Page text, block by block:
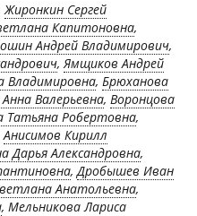
Жиронкин Сергей
Капитоновна,
Андрей Владимирович,
,Ямщиков Андрей
Владимировна, Брюханова
Валерьевна, Воронцова
Татьяна Робертовна,
Анисимов Кирилл
Дарья Александровна,
,Дробышев Иван
Анатольевна,
, Мельникова Лариса